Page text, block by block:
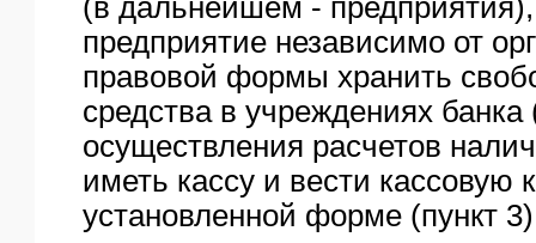
предприятие независимо от
правовой формы хранить
средства в учреждениях банка
осуществления расчетов
иметь кассу и вести кассовую
установленной форме (пункт